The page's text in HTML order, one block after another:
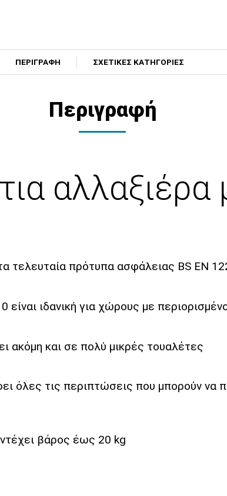
ΠΕΡΙΓΡΑΦΗ ΣΧΕΤΙΚΕΣ ΚΑΤΗΓΟΡΙΕΣ
Περιγραφή
τελευταία πρότυπα ασφάλειας BS EN
είναι ιδανική για χώρους με
ακόμη και σε πολύ μικρές τουαλέτες
όλες τις περιπτώσεις που μπορούν να
βάρος έως 20 kg